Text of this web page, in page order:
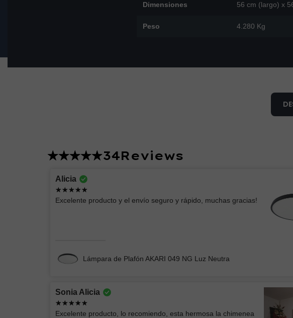
Dimensiones 56 cm (largo) x
Peso 4.280 Kg
34Reviews
Alicia
Excelente producto y el envío seguro y rápido, muchas gracias!
Lámpara de Plafón AKARI 049 NG Luz Neutra
Sonia Alicia
Excelente producto, lo recomiendo, esta hermosa la chimenea
Lucero
Ya había
parecen geniales,
rápido y clara la info
Andrey Moises